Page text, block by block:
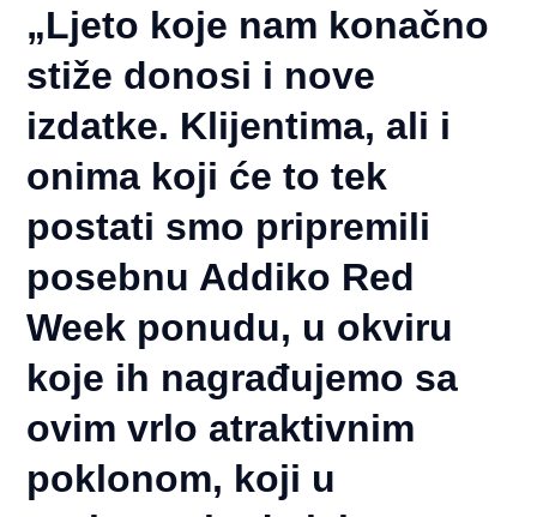
„Ljeto koje nam konačno
stiže donosi i nove
izdatke. Klijentima, ali i
onima koji će to tek
postati smo pripremili
posebnu Addiko Red
Week ponudu, u okviru
koje ih nagrađujemo sa
ovim vrlo atraktivnim
poklonom, koji u